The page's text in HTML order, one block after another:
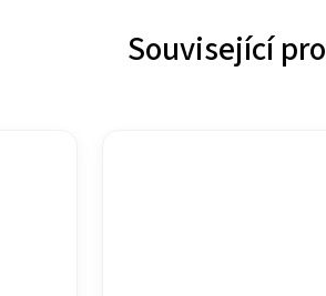
Související